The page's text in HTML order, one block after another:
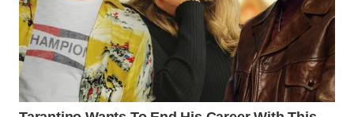
WN
PURWAKARTA
PRIANGAN